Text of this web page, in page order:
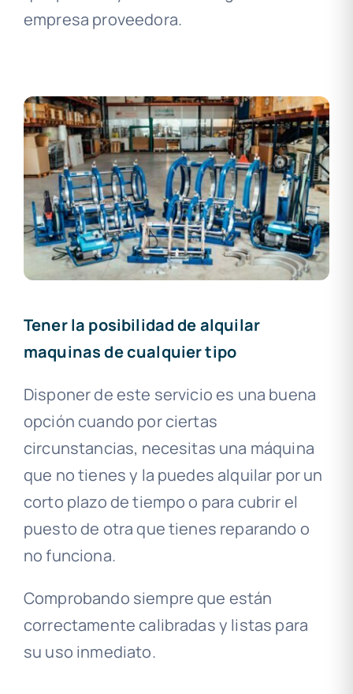
empresa proveedora.
Tener la posibilidad de alquilar
maquinas de cualquier tipo
Disponer de este servicio es una buena
opción cuando por ciertas
circunstancias, necesitas una máquina
que no tienes y la puedes alquilar por un
corto plazo de tiempo o para cubrir el
puesto de otra que tienes reparando o
no funciona.
Comprobando siempre que están
correctamente calibradas y listas para
su uso inmediato.